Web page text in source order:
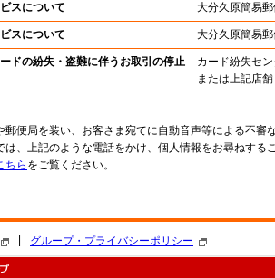
スについて 大分久原簡易
スについて 大分久原簡易
ドの紛失・盗難に伴うお取引の停止
カード紛失セ
または上記店舗
郵便局を装い、お客さま宛てに自動音声等による不審
は、上記のような電話をかけ、個人情報をお尋ねする
ちら をご覧ください。
グループ・プライバシーポリシー